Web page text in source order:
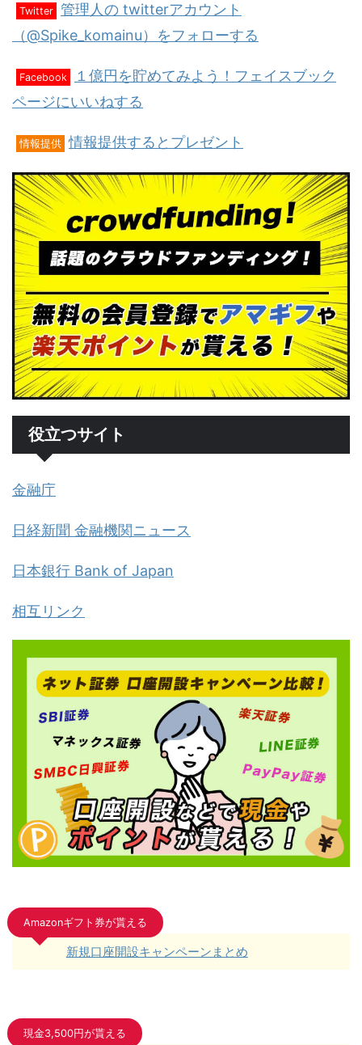
Twitter 管理人の twitterアカウント
（@Spike_komainu）をフォローする
Facebook
１億円を貯めてみよう！フェイスブック
ページにいいねする
情報提供 情報提供するとプレゼント
役立つサイト
金融庁
日経新聞 金融機関ニュース
日本銀行 Bank of Japan
相互リンク
Amazonギフト券が貰える
新規口座開設キャンペーンまとめ
現金3,500円が貰える